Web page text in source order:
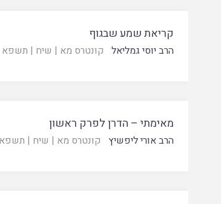
קריאת שמע שבגוף
הרב יוסי גמליאל קונטרס מא | שיח | תשפא
מאימתי – הדרן לפרק ראשון
הרב אורי ליפשיץ קונטרס מא | שיח | תשפא